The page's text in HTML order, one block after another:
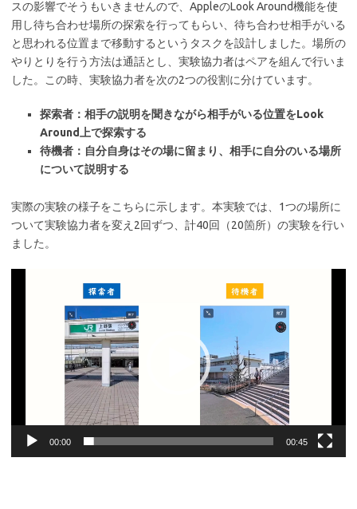
スの影響でそうもいきませんので、AppleのLook Around機能を使
用し待ち合わせ場所の探索を行ってもらい、待ち合わせ相手がいる
と思われる位置まで移動するというタスクを設計しました。場所の
やりとりを行う方法は通話とし、実験協力者はペアを組んで行いま
した。この時、実験協力者を次の2つの役割に分けています。
探索者：相手の説明を聞きながら相手がいる位置をLook
Around上で探索する
待機者：自分自身はその場に留まり、相手に自分のいる場所
について説明する
実際の実験の様子をこちらに示します。本実験では、1つの場所に
ついて実験協力者を変え2回ずつ、計40回（20箇所）の実験を行い
ました。
00:00 00:45